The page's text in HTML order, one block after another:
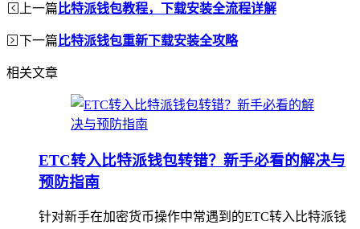
上一篇 比特派钱包教程，下载安装全流程详解
下一篇 比特派钱包重新下载安装全攻略
相关文章
ETC转入比特派钱包转错？新手必看的解决与
预防指南
针对新手在加密货币操作中常遇到的ETC转入比特派钱